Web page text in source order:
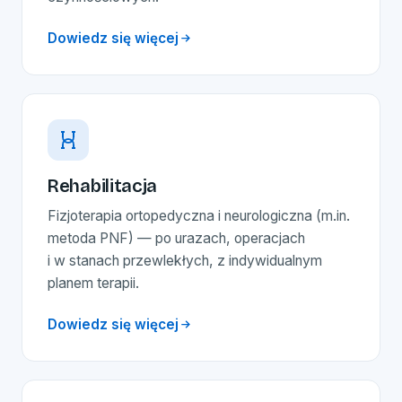
Dowiedz się więcej
Rehabilitacja
Fizjoterapia ortopedyczna i neurologiczna (m.in.
metoda PNF) — po urazach, operacjach
i w stanach przewlekłych, z indywidualnym
planem terapii.
Dowiedz się więcej